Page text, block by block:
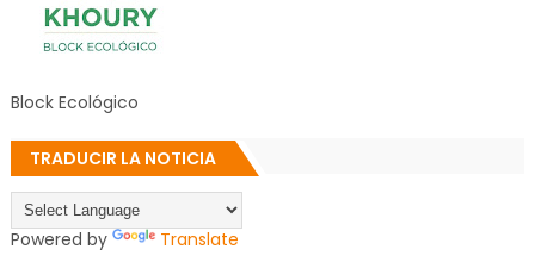
Block Ecológico
TRADUCIR LA NOTICIA
Powered by Translate